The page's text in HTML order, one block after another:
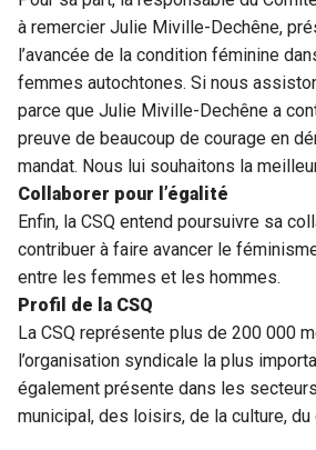
à remercier Julie Miville-Dechêne,
l’avancée de la condition féminine
femmes autochtones. Si nous
parce que Julie Miville-Dechêne a
preuve de beaucoup de courage en
mandat. Nous lui souhaitons la
Collaborer pour l’égalité
Enfin, la CSQ entend poursuivre sa
contribuer à faire avancer le
entre les femmes et les hommes.
Profil de la CSQ
La CSQ représente plus de 200 000
l’organisation syndicale la plus
également présente dans les
municipal, des loisirs, de la culture,